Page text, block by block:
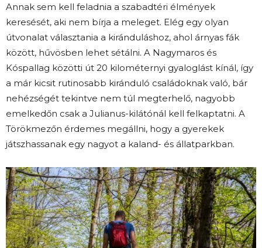
Annak sem kell feladnia a szabadtéri élmények
keresését, aki nem bírja a meleget. Elég egy olyan
útvonalat választania a kiránduláshoz, ahol árnyas fák
között, hűvösben lehet sétálni. A Nagymaros és
Kóspallag közötti út 20 kilométernyi gyaloglást kínál, így
a már kicsit rutinosabb kiránduló családoknak való, bár
nehézségét tekintve nem túl megterhelő, nagyobb
emelkedőn csak a Julianus-kilátónál kell felkaptatni. A
Törökmezőn érdemes megállni, hogy a gyerekek
játszhassanak egy nagyot a kaland- és állatparkban.